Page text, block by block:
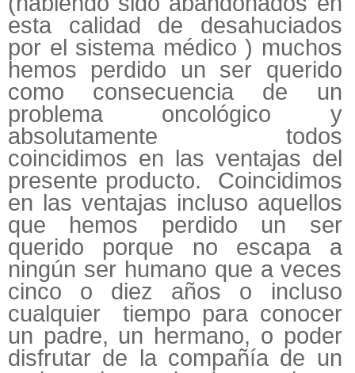
esta calidad de desahuciados
por el sistema médico ) muchos
hemos perdido un ser querido
como consecuencia de un
problema oncológico y
absolutamente todos
coincidimos en las ventajas del
presente producto. Coincidimos
en las ventajas incluso aquellos
que hemos perdido un ser
querido porque no escapa a
ningún ser humano que a veces
cinco o diez años o incluso
cualquier tiempo para conocer
un padre, un hermano, o poder
disfrutar de la compañía de un